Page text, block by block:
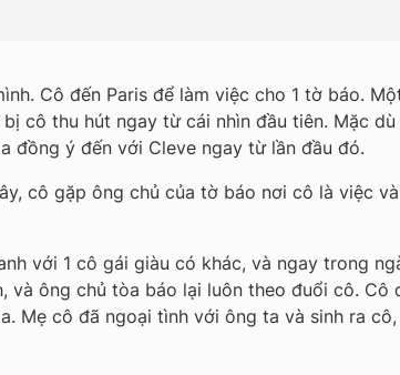
Cô đến Paris để làm việc cho 1 tờ báo.
cô thu hút ngay từ cái nhìn đầu tiên. Mặc
đồng ý đến với Cleve ngay từ lần đầu đó.
cô gặp ông chủ của tờ báo nơi cô là việc
với 1 cô gái giàu có khác, và ngay trong
và ông chủ tòa báo lại luôn theo đuổi cô.
Mẹ cô đã ngoại tình với ông ta và sinh ra